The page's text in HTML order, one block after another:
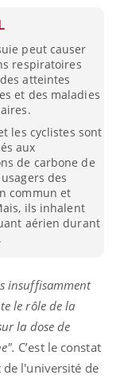
peut causer
respiratoires
atteintes
et des maladies
les cyclistes sont
aux
de carbone de
des
commun et
ils inhalent
aérien durant
insuffisamment
le rôle de la
la dose de
C’est le constat
de l'université de